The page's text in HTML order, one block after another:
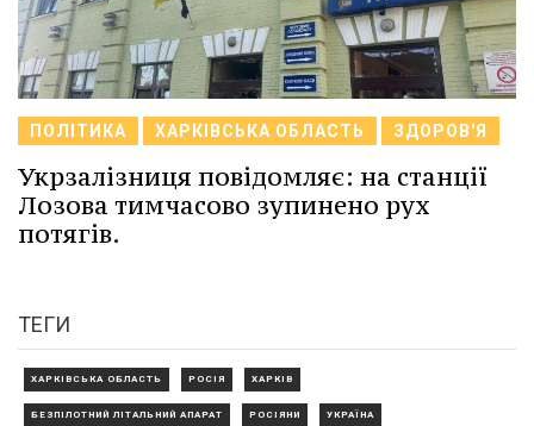
ПОЛІТИКА ХАРКІВСЬКА ОБЛАСТЬ ЗДОРОВ'Я
Укрзалізниця повідомляє: на станції
Лозова тимчасово зупинено рух
потягів.
ТЕГИ
ХАРКІВСЬКА ОБЛАСТЬ РОСІЯ ХАРКІВ
БЕЗПІЛОТНИЙ ЛІТАЛЬНИЙ АПАРАТ РОСІЯНИ УКРАЇНА